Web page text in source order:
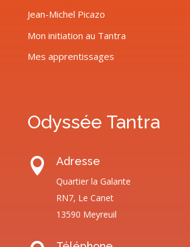
Jean-Michel Picazo
Mon initiation au Tantra
Mes apprentissages
Odyssée Tantra
 Adresse
Quartier la Galante
RN7, Le Canet
13590 Meyreuil